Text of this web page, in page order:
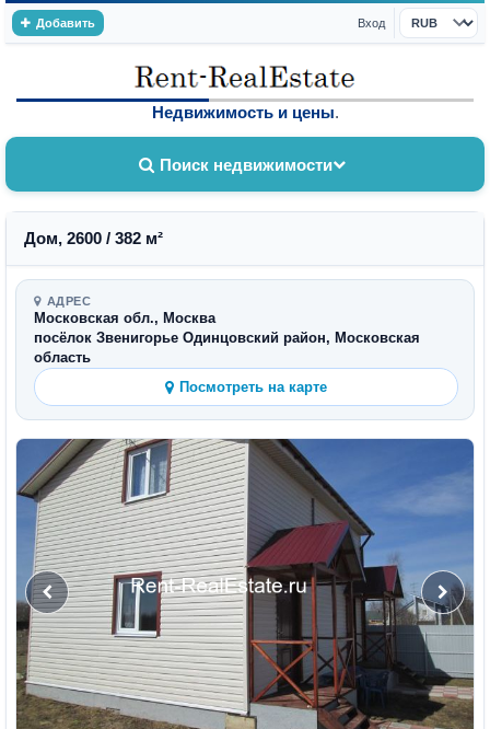
Добавить Вход
Валюта
Недвижимость и цены.
Поиск недвижимости
Дом, 2600 / 382 м²
АДРЕС
Московская обл., Москва
посёлок Звенигорье Одинцовский район, Московская
область
Посмотреть на карте